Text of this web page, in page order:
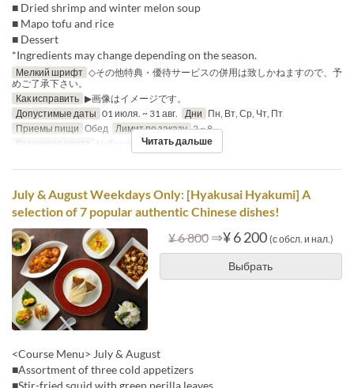
■ Dried shrimp and winter melon soup
■ Mapo tofu and rice
■ Dessert
*Ingredients may change depending on the season.
Мелкий шрифт ◇その他特典・優待サービスの併用は致しかねますので、予
めご了承下さい。
Как исправить ▶画像はイメージです。
Допустимые даты 01 июля. ~ 31 авг. Дни Пн, Вт, Ср, Чт, Пт
Приемы пищи Обед Лимит по заказу 2 ~ 8
Категория места
Hall seats Читать дальше
July & August Weekdays Only: [Hyakusai Hyakumi] A
selection of 7 popular authentic Chinese dishes!
¥ 6 800 ⇒¥ 6 200 (с обсл. и нал.)
Выбрать
<Course Menu> July & August
■Assortment of three cold appetizers